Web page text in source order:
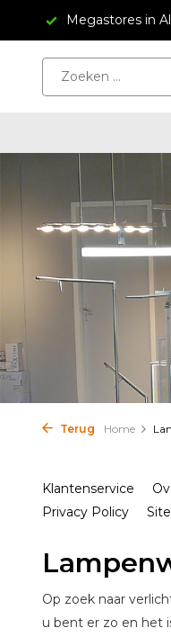
Klanten geven
Terug Home
Klantenservice
Privacy Policy
Op zoek naar
u bent er zo en het